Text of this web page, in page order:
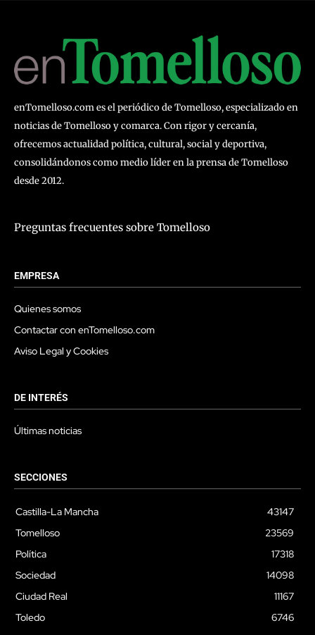
enTomelloso.com es el periódico de Tomelloso, especializado en
noticias de Tomelloso y comarca. Con rigor y cercanía,
ofrecemos actualidad política, cultural, social y deportiva,
consolidándonos como medio líder en la prensa de Tomelloso
desde 2012.
Preguntas frecuentes sobre Tomelloso
EMPRESA
Quienes somos
Contactar con enTomelloso.com
Aviso Legal y Cookies
DE INTERÉS
Últimas noticias
SECCIONES
Castilla-La Mancha
43147
Tomelloso
23569
Política
17318
Sociedad
14098
Ciudad Real
11167
Toledo
6746